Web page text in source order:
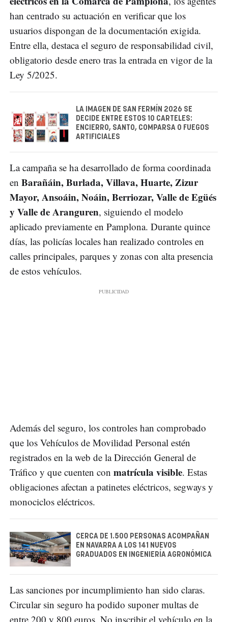
han centrado su actuación en verificar que los
usuarios dispongan de la documentación exigida.
Entre ella, destaca el seguro de responsabilidad civil,
obligatorio desde enero tras la entrada en vigor de la
Ley 5/2025.
LA IMAGEN DE SAN FERMÍN 2026 SE
DECIDE ENTRE ESTOS 10 CARTELES:
ENCIERRO, SANTO, COMPARSA O FUEGOS
ARTIFICIALES
La campaña se ha desarrollado de forma coordinada
en Barañáin, Burlada, Villava, Huarte, Zizur
Mayor, Ansoáin, Noáin, Berriozar, Valle de Egüés
y Valle de Aranguren, siguiendo el modelo
aplicado previamente en Pamplona. Durante quince
días, las policías locales han realizado controles en
calles principales, parques y zonas con alta presencia
de estos vehículos.
Además del seguro, los controles han comprobado
que los Vehículos de Movilidad Personal estén
registrados en la web de la Dirección General de
Tráfico y que cuenten con matrícula visible. Estas
obligaciones afectan a patinetes eléctricos, segways y
monociclos eléctricos.
CERCA DE 1.500 PERSONAS ACOMPAÑAN
EN NAVARRA A LOS 141 NUEVOS
GRADUADOS EN INGENIERÍA AGRONÓMICA
Las sanciones por incumplimiento han sido claras.
Circular sin seguro ha podido suponer multas de
entre 200 y 800 euros. No inscribir el vehículo en la